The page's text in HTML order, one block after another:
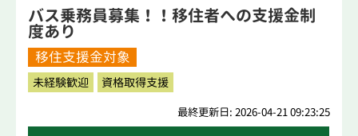
バス乗務員募集！！移住者への支援金制
度あり
移住支援金対象
未経験歓迎 資格取得支援
最終更新日: 2026-04-21 09:23:25